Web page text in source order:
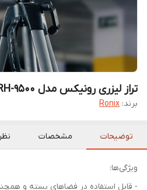
تراز لیزری رونیکس مدل RH-9500 دو خط
برند: Ronix
توضیحات مشخصات
ویژگی‌ها:
‐ قابل استفاده در فضاهای بسته و